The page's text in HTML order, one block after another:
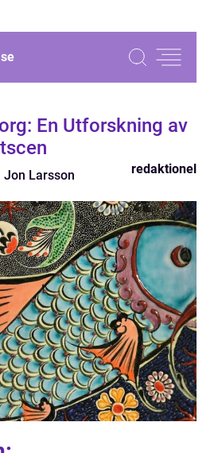
se
En Utforskning av
Jon Larsson redaktionel